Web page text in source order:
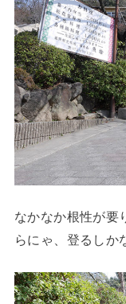
なかなか根性が要
らにゃ、登るしか